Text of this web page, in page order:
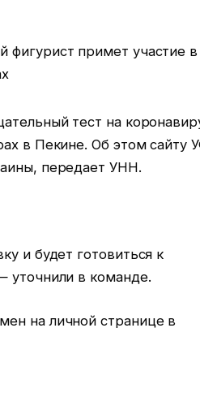
тест на
в Пекине. Об этом сайту
передает УНН.
и будет готовиться к
уточнили в команде.
на личной странице в